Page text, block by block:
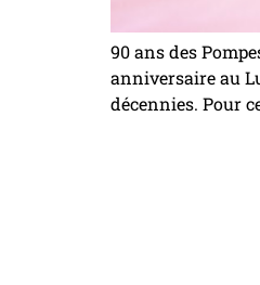
90 ans des
anniversaire au
décennies. Pour